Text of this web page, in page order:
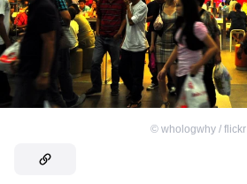
© whologwhy / flickr